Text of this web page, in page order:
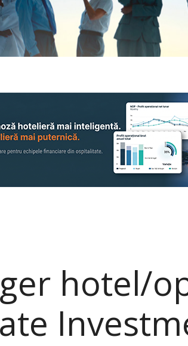
hotel/